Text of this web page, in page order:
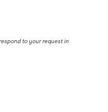
to your request in